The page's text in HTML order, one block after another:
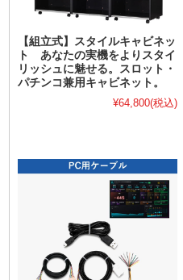
【組立式】スタイルキャビネッ
ト あなたの実機をよりスタイ
リッシュに魅せる。スロット・
パチンコ兼用キャビネット。
¥64,800(税込)